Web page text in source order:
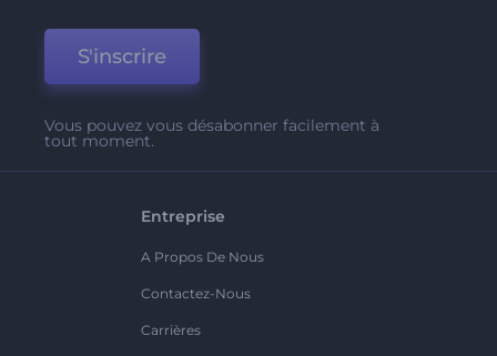
S'inscrire
Vous pouvez vous désabonner facilement à
tout moment.
Entreprise
A Propos De Nous
Contactez-Nous
Carrières